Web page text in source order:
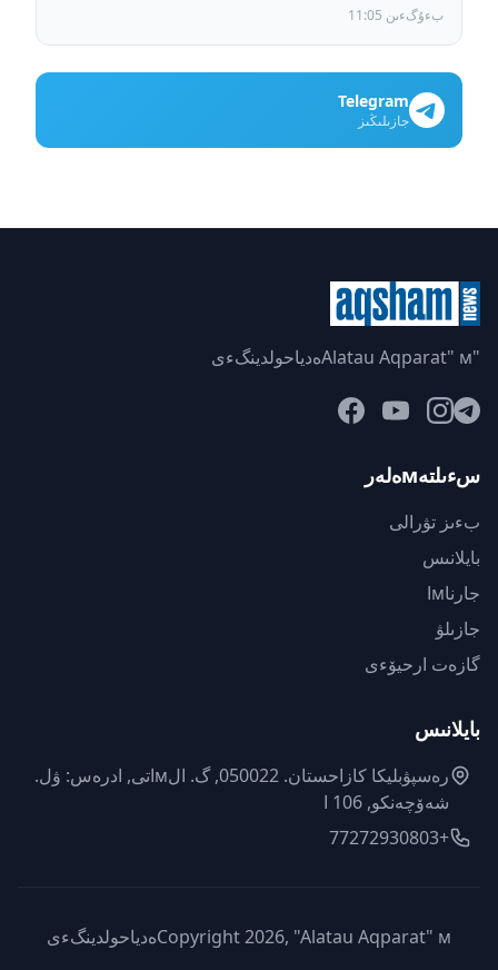
بءۇگءىن 11:05
Telegram
جازىلىڭىز
"Alatau Aqparat" мەدياحولدينگءى
سءىلتەмەلەر
بءىز تۋرالى
بايلانىس
جارناмا
جازىلۋ
گازەت ارحيۆءى
بايلانىس
رەسپۋبليكا كازاحستان. 050022, گ. الмاتى, ادرەس: ۋل.
شەۆچەنكو, 106 ا
+77272930803
Copyright 2026, "Alatau Aqparat" мەدياحولدينگءى